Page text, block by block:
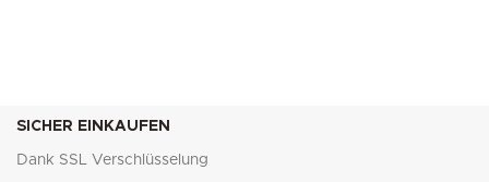
SICHER EINKAUFEN
Dank SSL Verschlüsselung